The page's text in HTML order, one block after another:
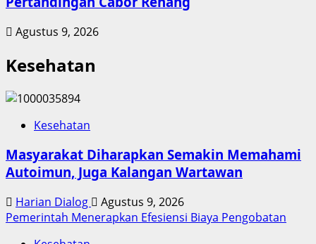
Agustus 9, 2026
Kesehatan
Kesehatan
Masyarakat Diharapkan Semakin Memahami
Autoimun, Juga Kalangan Wartawan
Harian Dialog
Agustus 9, 2026
Pemerintah Menerapkan Efesiensi Biaya Pengobatan